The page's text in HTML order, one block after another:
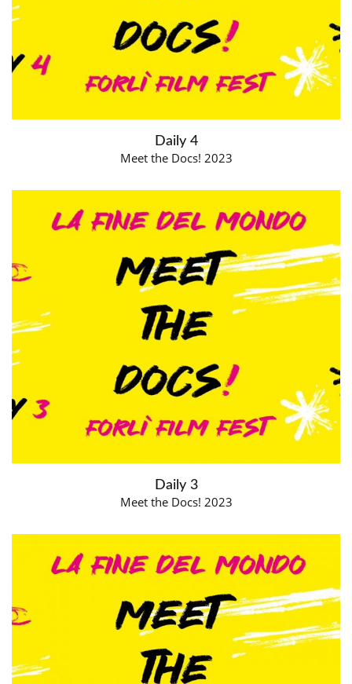
Daily 4
Meet the Docs! 2023
Daily 3
Meet the Docs! 2023